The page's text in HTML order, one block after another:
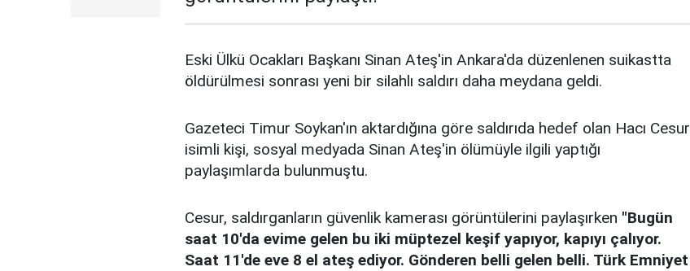
Eski Ülkü Ocakları Başkanı Sinan Ateş'in Ankara'da düzenlenen suikastta
öldürülmesi sonrası yeni bir silahlı saldırı daha meydana geldi.
Gazeteci Timur Soykan'ın aktardığına göre saldırıda hedef olan Hacı Cesur
isimli kişi, sosyal medyada Sinan Ateş'in ölümüyle ilgili yaptığı
paylaşımlarda bulunmuştu.
Cesur, saldırganların güvenlik kamerası görüntülerini paylaşırken "Bugün
saat 10'da evime gelen bu iki müptezel keşif yapıyor, kapıyı çalıyor.
Saat 11'de eve 8 el ateş ediyor. Gönderen belli gelen belli. Türk Emniyet